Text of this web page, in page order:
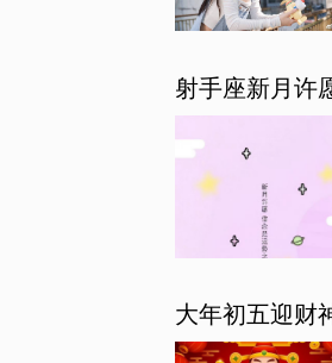
射手座新月许
大年初五迎财